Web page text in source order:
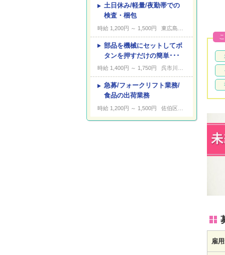
雇
キーワード ---
土日休み/軽量/夜勤帯での
検査・梱包
時給 1,200円 ～ 1,500円 東広島市黒瀬町
部品を機械にセットしてボ
タンを押すだけの簡単･･･
時給 1,400円 ～ 1,750円 呉市川尻町西
急募/フォークリフト業務/
食品の出荷業務
時給 1,200円 ～ 1,500円 佐伯区湯来町